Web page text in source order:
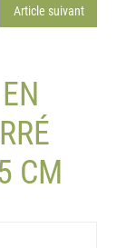
Article suivant
CM